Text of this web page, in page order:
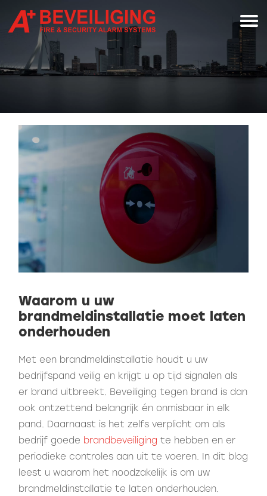
Waarom u uw
brandmeldinstallatie moet laten
onderhouden
Met een brandmeldinstallatie houdt u uw
bedrijfspand veilig en krijgt u op tijd signalen als
er brand uitbreekt. Beveiliging tegen brand is dan
ook ontzettend belangrijk én onmisbaar in elk
pand. Daarnaast is het zelfs verplicht om als
bedrijf goede brandbeveiliging te hebben en er
periodieke controles aan uit te voeren. In dit blog
leest u waarom het noodzakelijk is om uw
brandmeldinstallatie te laten onderhouden.